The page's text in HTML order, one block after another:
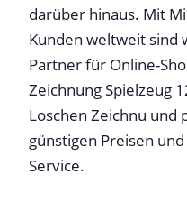
darüber hinaus. Mit
Kunden weltweit sind
Partner für Online-
Zeichnung Spielzeug
Loschen Zeichnu und
günstigen Preisen
Service.